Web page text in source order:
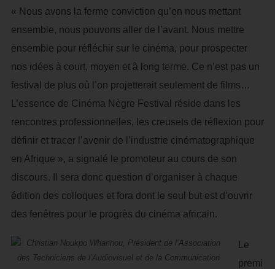
« Nous avons la ferme conviction qu’en nous mettant
ensemble, nous pouvons aller de l’avant. Nous mettre
ensemble pour réfléchir sur le cinéma, pour prospecter
nos idées à court, moyen et à long terme. Ce n’est pas un
festival de plus où l’on projetterait seulement de films…
L’essence de Cinéma Nègre Festival réside dans les
rencontres professionnelles, les creusets de réflexion pour
définir et tracer l’avenir de l’industrie cinématographique
en Afrique », a signalé le promoteur au cours de son
discours. Il sera donc question d’organiser à chaque
édition des colloques et fora dont le seul but est d’ouvrir
des fenêtres pour le progrès du cinéma africain.
Le
premi